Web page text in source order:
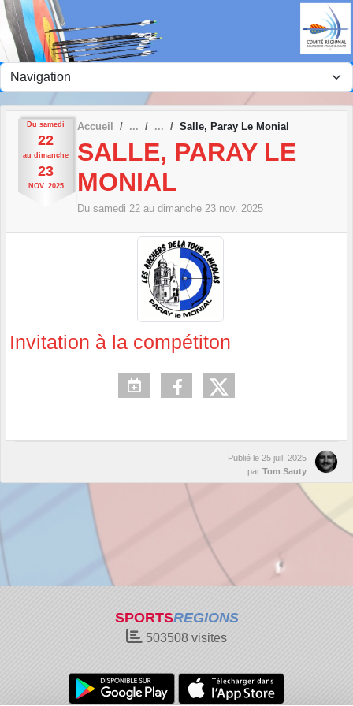
Du samedi
22
au dimanche
23
NOV. 2025
Accueil Salle, Paray Le Monial
SALLE, PARAY LE
MONIAL
Du samedi 22 au dimanche 23 nov. 2025
Invitation à la compétiton
Publié le 25 juil. 2025
par Tom Sauty
SPORTSREGIONS
503508 visites
Panneau de gestion des cookies